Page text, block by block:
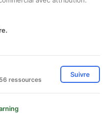
ressources
Suivre